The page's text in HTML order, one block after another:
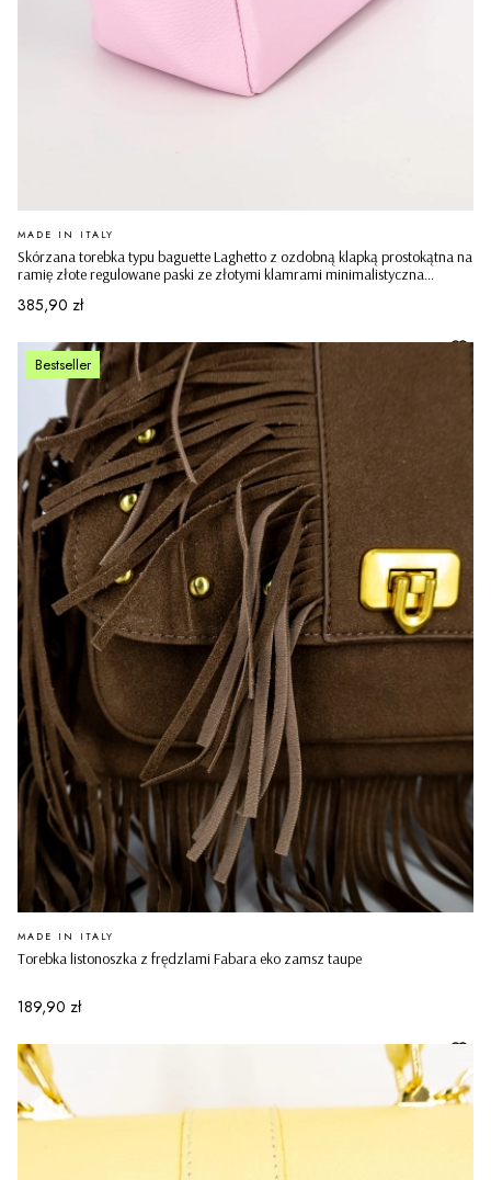
Skórzana torebka typu baguette Laghetto z ozdobną klapką prostokątna na
ramię złote regulowane paski ze złotymi klamrami minimalistyczna
PRODUCENT
MADE IN ITALY
Cena
385,90 zł
Bestseller
Torebka listonoszka z frędzlami Fabara eko zamsz taupe
PRODUCENT
MADE IN ITALY
Cena
189,90 zł